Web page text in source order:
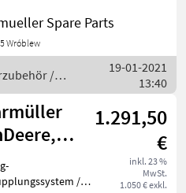
with a
02.481.351) ---
uns
Spare Parts
Wróblew
/
19-01-2021
13:40
Kubota,
MF, JCB
1.291,50
€
inkl. 23 %
MwSt.
1.050 € exkl.
/